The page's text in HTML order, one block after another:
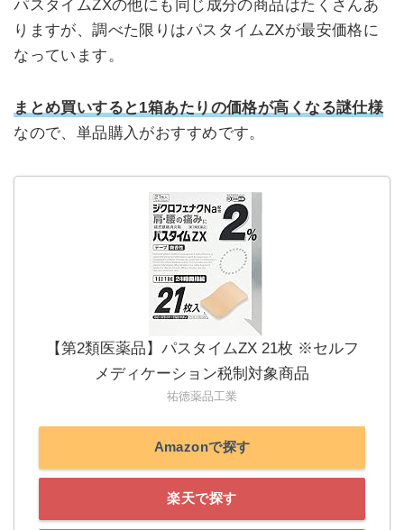
パスタイムZXの他にも同じ成分の商品はたくさんあ
りますが、調べた限りはパスタイムZXが最安価格に
なっています。
まとめ買いすると1箱あたりの価格が高くなる謎仕様
なので、単品購入がおすすめです。
【第2類医薬品】パスタイムZX 21枚 ※セルフ
メディケーション税制対象商品
祐徳薬品工業
Amazonで探す
楽天で探す